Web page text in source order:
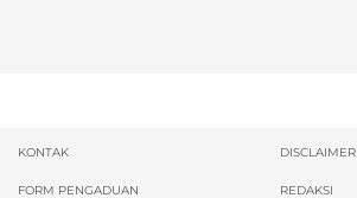
KONTAK DISCLAIMER
FORM PENGADUAN REDAKSI